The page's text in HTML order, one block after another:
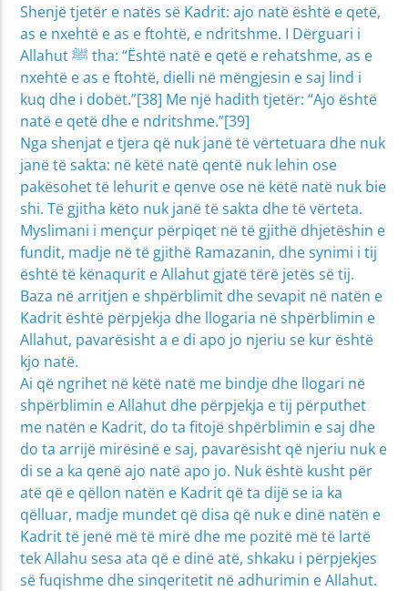
Shenjë tjetër e natës së Kadrit: ajo natë është e qetë,
as e nxehtë e as e ftohtë, e ndritshme. I Dërguari i
Allahut ﷺ tha: “Është natë e qetë e rehatshme, as e
nxehtë e as e ftohtë, dielli në mëngjesin e saj lind i
kuq dhe i dobët.”[38] Me një hadith tjetër: “Ajo është
natë e qetë dhe e ndritshme.”[39]
Nga shenjat e tjera që nuk janë të vërtetuara dhe nuk
janë të sakta: në këtë natë qentë nuk lehin ose
pakësohet të lehurit e qenve ose në këtë natë nuk bie
shi. Të gjitha këto nuk janë të sakta dhe të vërteta.
Myslimani i mençur përpiqet në të gjithë dhjetëshin e
fundit, madje në të gjithë Ramazanin, dhe synimi i tij
është të kënaqurit e Allahut gjatë tërë jetës së tij.
Baza në arritjen e shpërblimit dhe sevapit në natën e
Kadrit është përpjekja dhe llogaria në shpërblimin e
Allahut, pavarësisht a e di apo jo njeriu se kur është
kjo natë.
Ai që ngrihet në këtë natë me bindje dhe llogari në
shpërblimin e Allahut dhe përpjekja e tij përputhet
me natën e Kadrit, do ta fitojë shpërblimin e saj dhe
do ta arrijë mirësinë e saj, pavarësisht që njeriu nuk e
di se a ka qenë ajo natë apo jo. Nuk është kusht për
atë që e qëllon natën e Kadrit që ta dijë se ia ka
qëlluar, madje mundet që disa që nuk e dinë natën e
Kadrit të jenë më të mirë dhe me pozitë më të lartë
tek Allahu sesa ata që e dinë atë, shkaku i përpjekjes
së fuqishme dhe sinqeritetit në adhurimin e Allahut.